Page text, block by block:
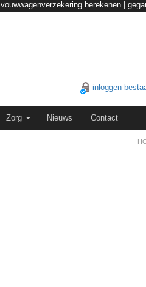
vouwwagenverzekering berekenen |
inloggen
Zorg Nieuws Contact